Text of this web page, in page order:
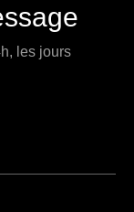
les jours